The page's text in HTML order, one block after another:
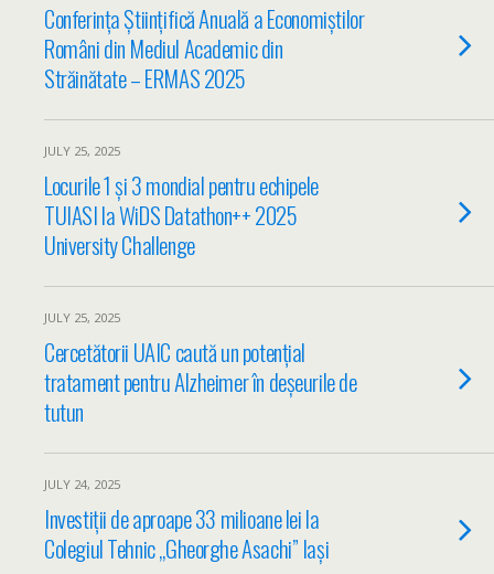
Conferința Științifică Anuală a Economiștilor
Români din Mediul Academic din
Străinătate – ERMAS 2025
JULY 25, 2025
Locurile 1 și 3 mondial pentru echipele
TUIASI la WiDS Datathon++ 2025
University Challenge
JULY 25, 2025
Cercetătorii UAIC caută un potențial
tratament pentru Alzheimer în deșeurile de
tutun
JULY 24, 2025
Investiții de aproape 33 milioane lei la
Colegiul Tehnic „Gheorghe Asachi” Iași